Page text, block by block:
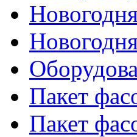
Пакет
Пакет